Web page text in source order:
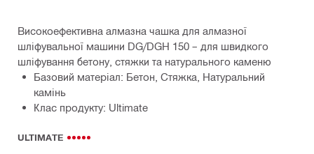
Високоефективна алмазна чашка для алмазної
шліфувальної машини DG/DGH 150 – для швидкого
шліфування бетону, стяжки та натурального каменю
Базовий матеріал: Бетон, Стяжка, Натуральний
камінь
Клас продукту: Ultimate
ULTIMATE